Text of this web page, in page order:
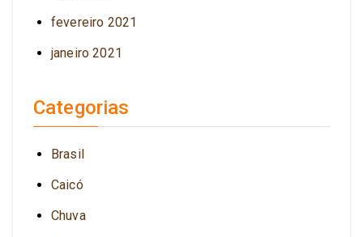
fevereiro 2021
janeiro 2021
Categorias
Brasil
Caicó
Chuva